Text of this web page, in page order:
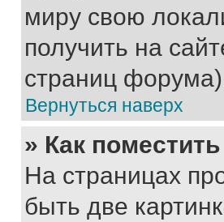
миру свою
получить на
страниц
Вернуться наверх
» Как
На страницах
быть две